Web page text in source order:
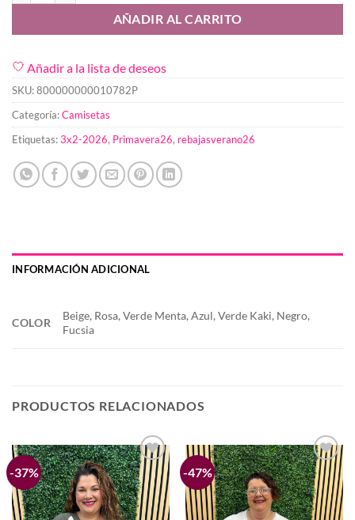
AÑADIR AL CARRITO
Añadir a la lista de deseos
SKU:800000000010782P
Categoría:Camisetas
Etiquetas:3x2-2026, Primavera26, rebajasverano26
INFORMACIÓN ADICIONAL
COLOR
Beige, Rosa, Verde Menta, Azul, Verde Kaki, Negro,
Fucsia
PRODUCTOS RELACIONADOS
-37%
Añadir
a la
lista de
deseos
-47%
Añadir
a la
lista de
deseos